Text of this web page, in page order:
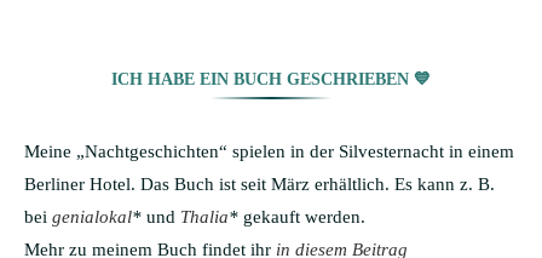
ICH HABE EIN BUCH GESCHRIEBEN 💙
Meine „Nachtgeschichten“ spielen in der Silvesternacht in einem
Berliner Hotel. Das Buch ist seit März erhältlich. Es kann z. B.
bei genialokal* und Thalia* gekauft werden.
Mehr zu meinem Buch findet ihr in diesem Beitrag